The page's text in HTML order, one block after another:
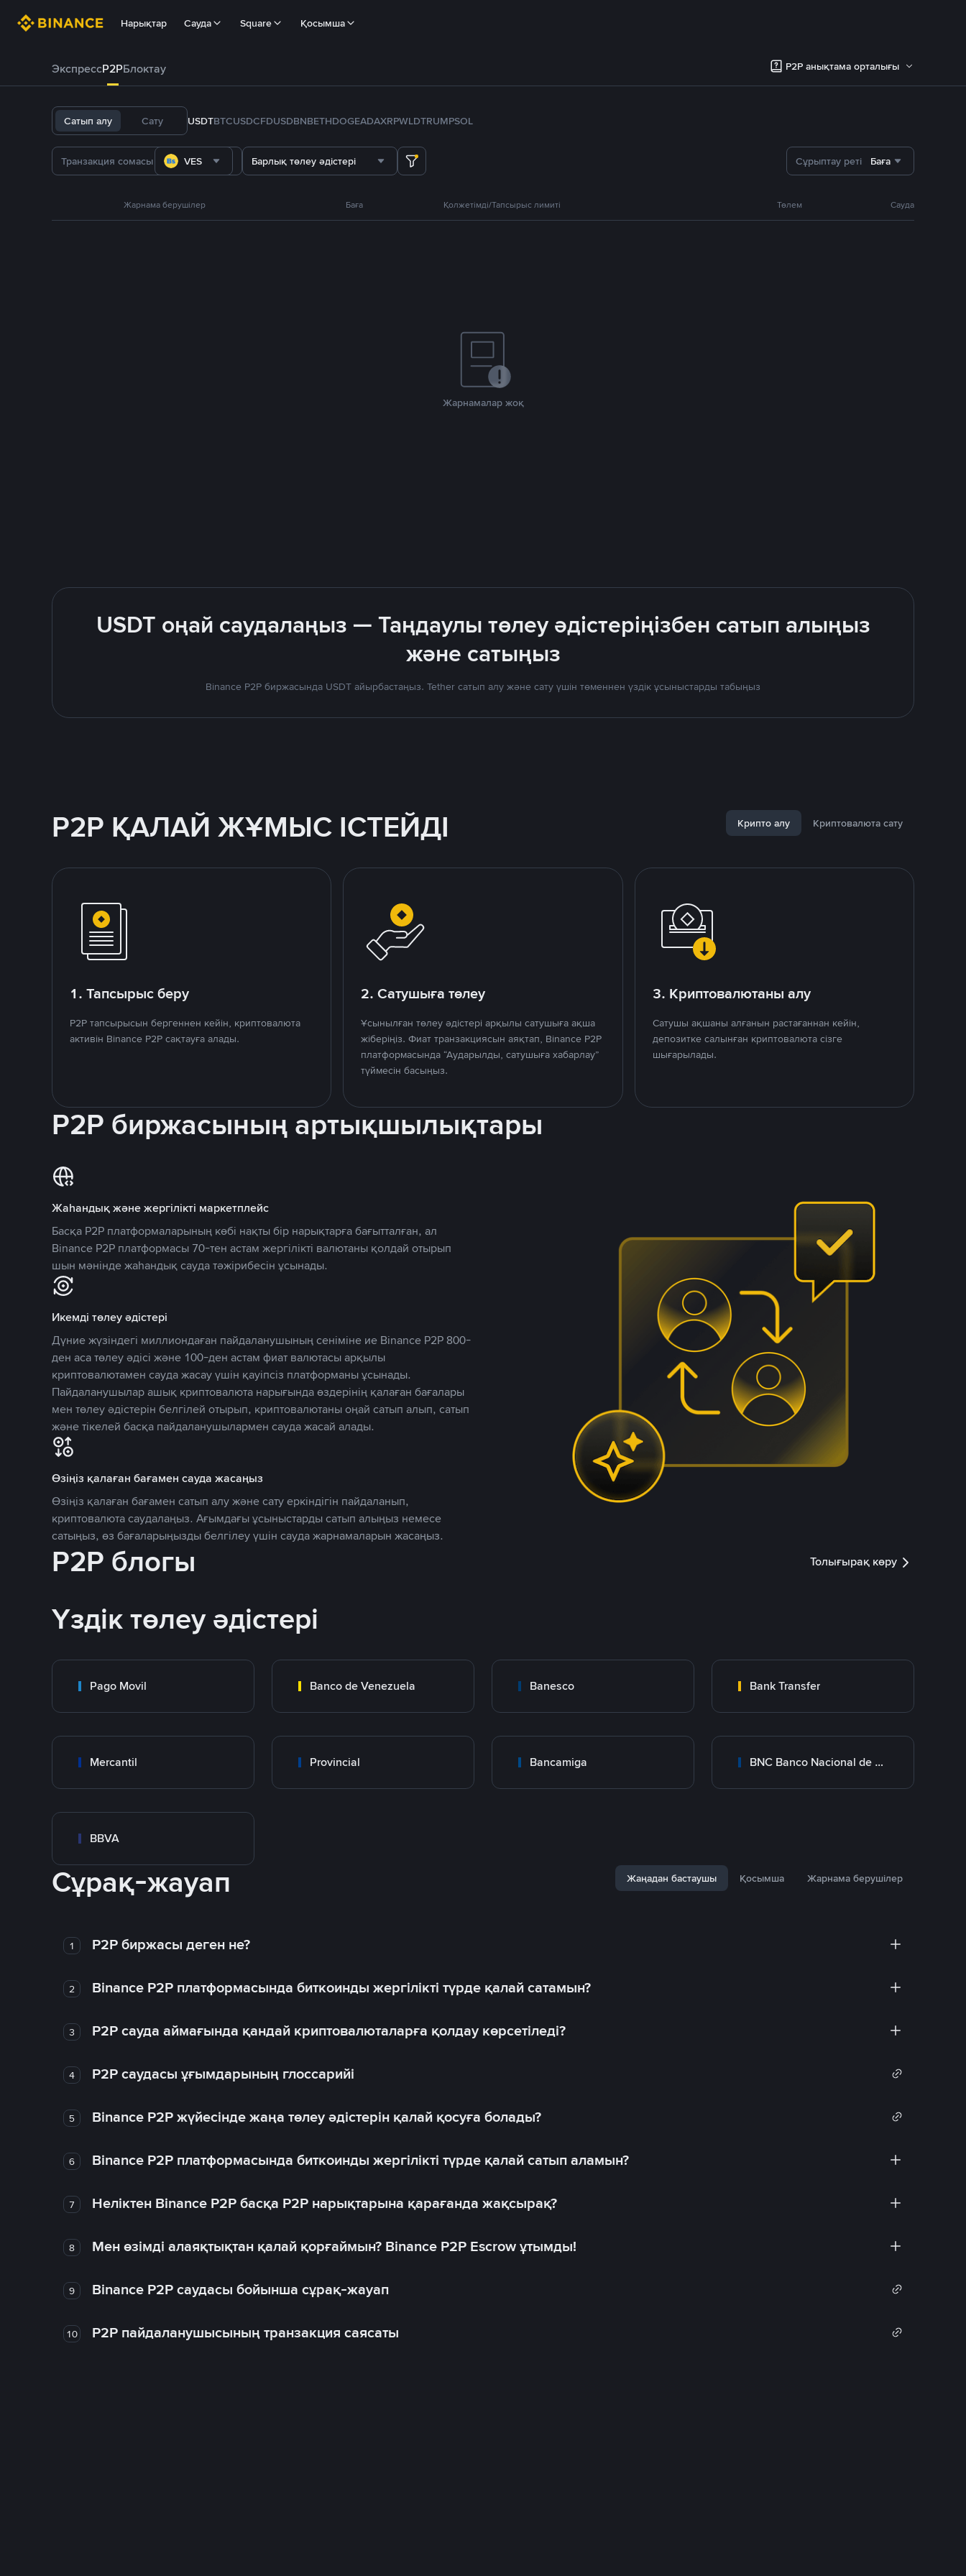
Нарықтар Сауда Square Қосымша
ЭкспрессP2PБлоктау P2P анықтама орталығы
Сатып алу Сату USDTBTCUSDCFDUSDBNBETHDOGEADAXRPWLDTRUMPSOL
VES Барлық төлеу әдістері Сұрыптау реті Баға
Жарнама берушілер Баға Қолжетімді/Тапсырыс лимиті Төлем Сауда
Жарнамалар жоқ
USDT оңай саудалаңыз — Таңдаулы төлеу әдістеріңізбен сатып алыңыз
және сатыңыз
Binance P2P биржасында USDT айырбастаңыз. Tether сатып алу және сату үшін төменнен үздік ұсыныстарды табыңыз
P2P ҚАЛАЙ ЖҰМЫС ІСТЕЙДІ Крипто алу Криптовалюта сату
1. Тапсырыс беру
P2P тапсырысын бергеннен кейін, криптовалюта
активін Binance P2P сақтауға алады.
2. Сатушыға төлеу
Ұсынылған төлеу әдістері арқылы сатушыға ақша
жіберіңіз. Фиат транзакциясын аяқтап, Binance P2P
платформасында “Аударылды, сатушыға хабарлау”
түймесін басыңыз.
3. Криптовалютаны алу
Сатушы ақшаны алғанын растағаннан кейін,
депозитке салынған криптовалюта сізге
шығарылады.
P2P биржасының артықшылықтары
Жаһандық және жергілікті маркетплейс
Басқа P2P платформаларының көбі нақты бір нарықтарға бағытталған, ал
Binance P2P платформасы 70-тен астам жергілікті валютаны қолдай отырып
шын мәнінде жаһандық сауда тәжірибесін ұсынады.
Икемді төлеу әдістері
Дүние жүзіндегі миллиондаған пайдаланушының сеніміне ие Binance P2P 800-
ден аса төлеу әдісі және 100-ден астам фиат валютасы арқылы
криптовалютамен сауда жасау үшін қауіпсіз платформаны ұсынады.
Пайдаланушылар ашық криптовалюта нарығында өздерінің қалаған бағалары
мен төлеу әдістерін белгілей отырып, криптовалютаны оңай сатып алып, сатып
және тікелей басқа пайдаланушылармен сауда жасай алады.
Өзіңіз қалаған бағамен сауда жасаңыз
Өзіңіз қалаған бағамен сатып алу және сату еркіндігін пайдаланып,
криптовалюта саудалаңыз. Ағымдағы ұсыныстарды сатып алыңыз немесе
сатыңыз, өз бағаларыңызды белгілеу үшін сауда жарнамаларын жасаңыз.
P2P блогы Толығырақ көру
Үздік төлеу әдістері
Pago Movil Banco de Venezuela Banesco Bank Transfer
Mercantil Provincial Bancamiga BNC Banco Nacional de Crédito
BBVA
Сұрақ-жауап Жаңадан бастаушы Қосымша Жарнама берушілер
1 P2P биржасы деген не?
2 Binance P2P платформасында биткоинды жергілікті түрде қалай сатамын?
3 P2P сауда аймағында қандай криптовалюталарға қолдау көрсетіледі?
4 P2P саудасы ұғымдарының глоссарийі
5 Binance P2P жүйесінде жаңа төлеу әдістерін қалай қосуға болады?
6 Binance P2P платформасында биткоинды жергілікті түрде қалай сатып аламын?
7 Неліктен Binance P2P басқа P2P нарықтарына қарағанда жақсырақ?
8 Мен өзімді алаяқтықтан қалай қорғаймын? Binance P2P Escrow ұтымды!
9 Binance P2P саудасы бойынша сұрақ-жауап
10 P2P пайдаланушысының транзакция саясаты